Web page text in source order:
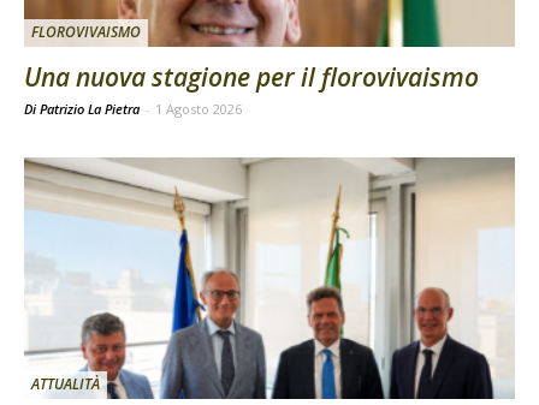
FLOROVIVAISMO
Una nuova stagione per il florovivaismo
Di Patrizio La Pietra - 1 Agosto 2026
ATTUALITÀ